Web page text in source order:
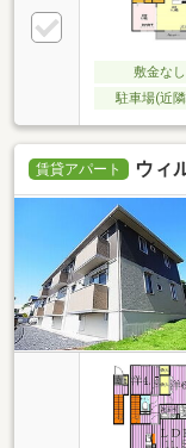
敷金なし
駐車場(近
賃貸アパート ウィ